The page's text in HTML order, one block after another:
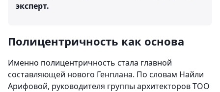
эксперт.
Полицентричность как основа
Именно полицентричность стала главной
составляющей нового Генплана. По словам Найли
Арифовой, руководителя группы архитекторов ТОО